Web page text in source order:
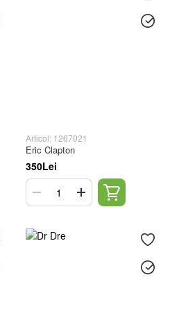
Articol: 1267021
Eric Clapton
350Lei